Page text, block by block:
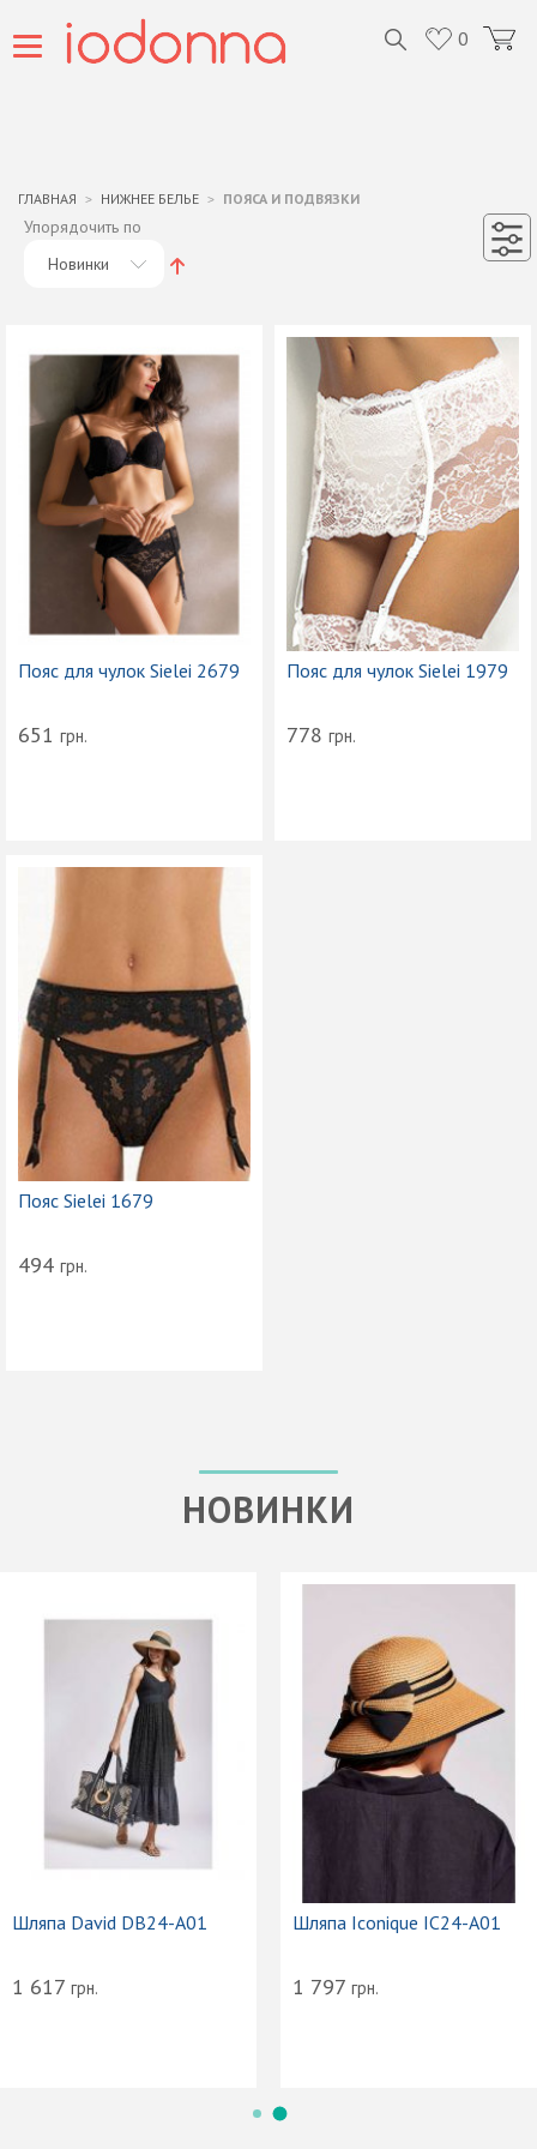
0
ГЛАВНАЯ НИЖНЕЕ БЕЛЬЕ ПОЯСА И ПОДВЯЗКИ
Упорядочить по
Новинки
Пояс для чулок Sielei 2679
651 грн.
Пояс для чулок Sielei 1979
778 грн.
Пояс Sielei 1679
494 грн.
НОВИНКИ
Шляпа David DB24-A01
1 617 грн.
Шляпа Iconique IC24-A01
1 797 грн.